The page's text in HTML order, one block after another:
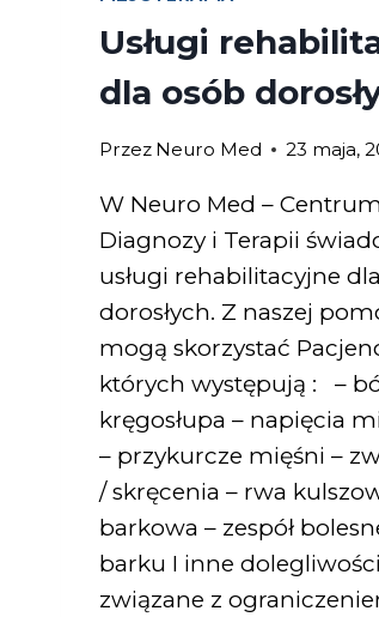
Usługi
dla osób
Przez Neuro Med 23 maja,
W Neuro Med –
Diagnozy i Terapii
usługi rehabilitacyjne
dorosłych. Z naszej
mogą skorzystać
których występują : –
kręgosłupa – napięcia
– przykurcze mięśni –
/ skręcenia – rwa
barkowa – zespół
barku I inne dolegliwości
związane z